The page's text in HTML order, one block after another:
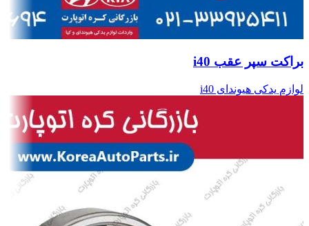
براکت سپر عقب i40
لوازم یدکی هیوندای i40